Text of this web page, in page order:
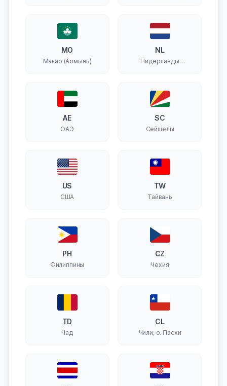
MO
Макао (Аомынь)
NL
Нидерланды
AE
ОАЭ
SC
Сейшелы
US
США
TW
Тайвань
PH
Филиппины
CZ
Чехия
TD
Чад
CL
Чили, о. Пасхи